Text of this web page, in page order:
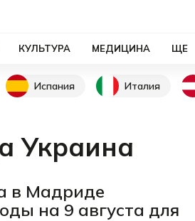
КУЛЬТУРА МЕДИЦИНА ЩЕ
Испания Италия
Украина
в Мадриде
на 9 августа для